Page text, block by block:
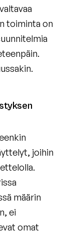
toiminta on
joihin
määrin
ei
omat